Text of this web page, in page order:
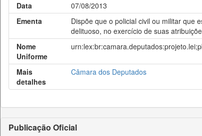
Data
07/08/2013
Ementa
Dispõe que o policial civil ou militar que
delituoso, no exercício de suas
Nome
Uniforme
Mais
detalhes
Câmara dos Deputados
Publicação Oficial